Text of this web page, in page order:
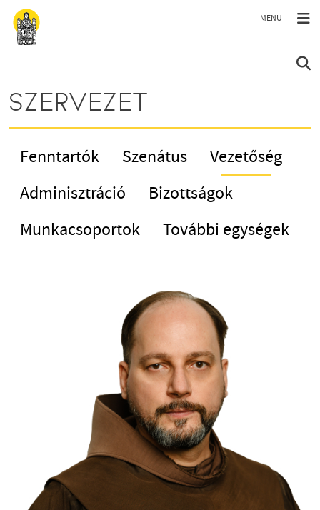
Ugrás a tartalomra
SZERVEZET
Fenntartók Szenátus
Vezetőség
Adminisztráció
Bizottságok
Munkacsoportok
További egységek